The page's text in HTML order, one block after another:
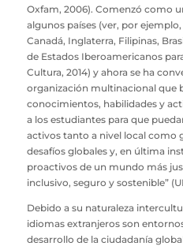
Oxfam, 2006). Comenzó como
algunos países (ver, por
Canadá, Inglaterra, Filipinas,
de Estados Iberoamericanos
Cultura, 2014) y ahora se ha
organización multinacional que
conocimientos, habilidades y
a los estudiantes para que
activos tanto a nivel local como
desafíos globales y, en última
proactivos de un mundo más
inclusivo, seguro y sostenible”
Debido a su naturaleza
idiomas extranjeros son
desarrollo de la ciudadanía